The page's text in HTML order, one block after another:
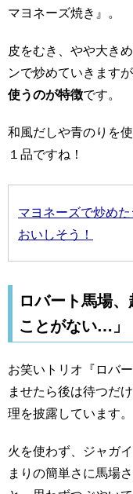
マヨネーズ焼き』。
皮をむき、やや大き
ンで炒めていきますが
使うのが特徴です。
和風だしや青のりを
１品ですね！
マヨネーズで炒め
おいしそう！
ロバート馬場
ことがない…」
お笑いトリオ『ロバ
ませたら後は待つだ
理を披露しています。
火を使わず、ジャガ
まりの簡単さに馬場